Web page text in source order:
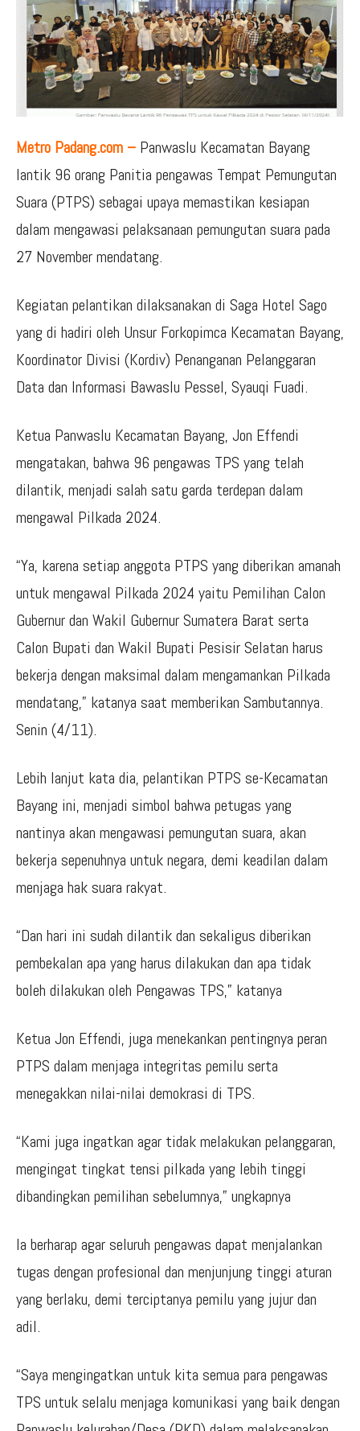
Metro Padang.com – Panwaslu Kecamatan Bayang
lantik 96 orang Panitia pengawas Tempat Pemungutan
Suara (PTPS) sebagai upaya memastikan kesiapan
dalam mengawasi pelaksanaan pemungutan suara pada
27 November mendatang.
Kegiatan pelantikan dilaksanakan di Saga Hotel Sago
yang di hadiri oleh Unsur Forkopimca Kecamatan Bayang,
Koordinator Divisi (Kordiv) Penanganan Pelanggaran
Data dan Informasi Bawaslu Pessel, Syauqi Fuadi.
Ketua Panwaslu Kecamatan Bayang, Jon Effendi
mengatakan, bahwa 96 pengawas TPS yang telah
dilantik, menjadi salah satu garda terdepan dalam
mengawal Pilkada 2024.
“Ya, karena setiap anggota PTPS yang diberikan amanah
untuk mengawal Pilkada 2024 yaitu Pemilihan Calon
Gubernur dan Wakil Gubernur Sumatera Barat serta
Calon Bupati dan Wakil Bupati Pesisir Selatan harus
bekerja dengan maksimal dalam mengamankan Pilkada
mendatang,” katanya saat memberikan Sambutannya.
Senin (4/11).
Lebih lanjut kata dia, pelantikan PTPS se-Kecamatan
Bayang ini, menjadi simbol bahwa petugas yang
nantinya akan mengawasi pemungutan suara, akan
bekerja sepenuhnya untuk negara, demi keadilan dalam
menjaga hak suara rakyat.
“Dan hari ini sudah dilantik dan sekaligus diberikan
pembekalan apa yang harus dilakukan dan apa tidak
boleh dilakukan oleh Pengawas TPS,” katanya
Ketua Jon Effendi, juga menekankan pentingnya peran
PTPS dalam menjaga integritas pemilu serta
menegakkan nilai-nilai demokrasi di TPS.
“Kami juga ingatkan agar tidak melakukan pelanggaran,
mengingat tingkat tensi pilkada yang lebih tinggi
dibandingkan pemilihan sebelumnya,” ungkapnya
Ia berharap agar seluruh pengawas dapat menjalankan
tugas dengan profesional dan menjunjung tinggi aturan
yang berlaku, demi terciptanya pemilu yang jujur dan
adil.
“Saya mengingatkan untuk kita semua para pengawas
TPS untuk selalu menjaga komunikasi yang baik dengan